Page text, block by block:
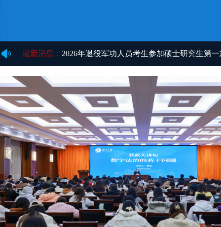
最新消息： 2026年退役军功人员考生参加硕士研究生第
最新消息： 2026年硕士研究生招生调剂复试录取实施细
最新消息： 2026年硕士研究生一志愿复试考生成绩公示